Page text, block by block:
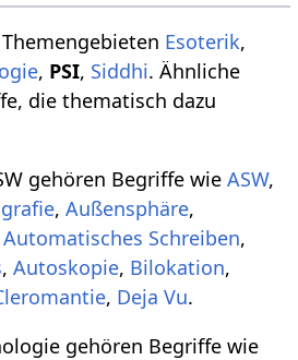
Esoterik,
, PSI, Siddhi. Ähnliche
die thematisch dazu
gehören Begriffe wie ASW,
, Außensphäre,
Automatisches Schreiben,
, Autoskopie, Bilokation,
, Deja Vu.
gehören Begriffe wie